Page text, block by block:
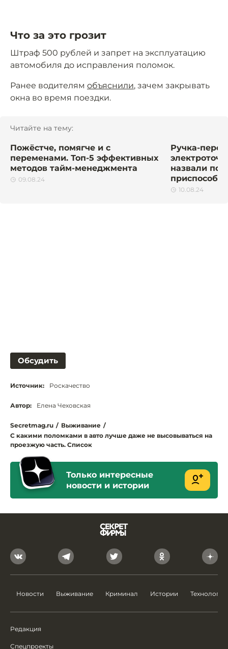
Что за это грозит
Штраф 500 рублей и запрет на эксплуатацию
автомобиля до исправления поломок.
Ранее водителям объяснили, зачем закрывать
окна во время поездки.
Читайте на тему:
Пожёстче, помягче и с
переменами. Топ-5 эффективных
методов тайм-менеджмента
09.08.24
Ручка-
назвали
10.08.24
Обсудить
Источник: Роскачество
Автор: Елена Чеховская
Secretmag.ru / Выживание /
С какими поломками в авто лучше даже не высовываться на
проезжую часть. Список
Только интересные
новости и истории
Новости Выживание Криминал Истории Технологии
Редакция
Спецпроекты